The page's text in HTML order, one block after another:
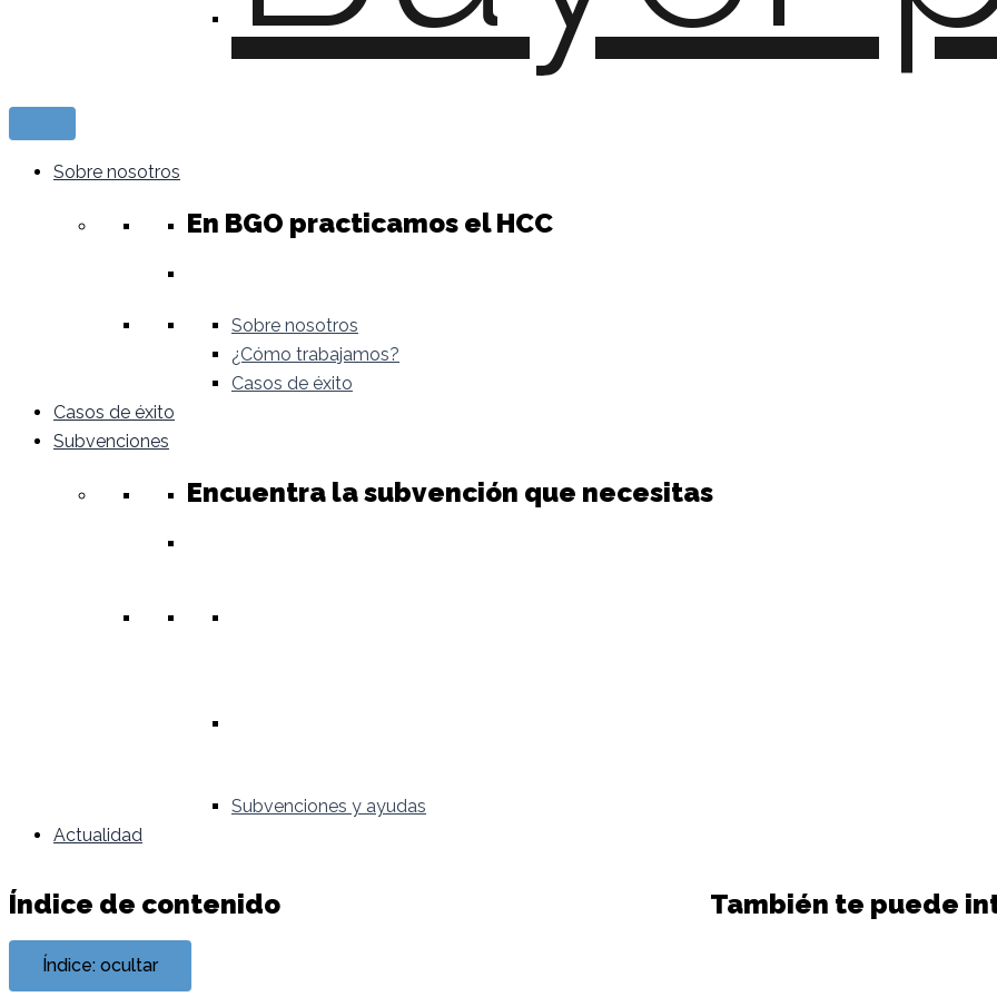
Sobre nosotros
En BGO practicamos el HCC
Sobre nosotros
¿Cómo trabajamos?
Casos de éxito
Casos de éxito
Subvenciones
Encuentra la subvención que necesitas
Subvenciones y ayudas
Actualidad
Índice de contenido
Índice: ocultar
También te puede